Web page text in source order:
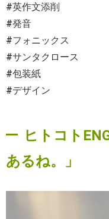
#英作文添削
#発音
#フォニックス
#サンタクロース
#包装紙
#デザイン
ヒトコト
あるね。」